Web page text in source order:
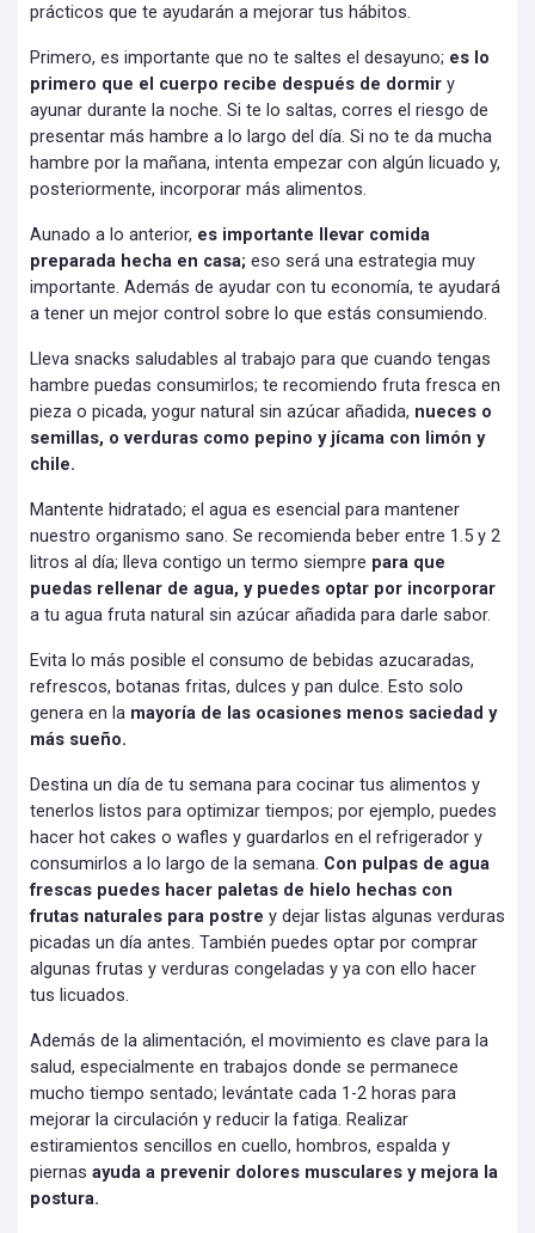
prácticos que te ayudarán a mejorar tus hábitos.
Primero, es importante que no te saltes el desayuno; es lo
primero que el cuerpo recibe después de dormir y
ayunar durante la noche. Si te lo saltas, corres el riesgo de
presentar más hambre a lo largo del día. Si no te da mucha
hambre por la mañana, intenta empezar con algún licuado y,
posteriormente, incorporar más alimentos.
Aunado a lo anterior, es importante llevar comida
preparada hecha en casa; eso será una estrategia muy
importante. Además de ayudar con tu economía, te ayudará
a tener un mejor control sobre lo que estás consumiendo.
Lleva snacks saludables al trabajo para que cuando tengas
hambre puedas consumirlos; te recomiendo fruta fresca en
pieza o picada, yogur natural sin azúcar añadida, nueces o
semillas, o verduras como pepino y jícama con limón y
chile.
Mantente hidratado; el agua es esencial para mantener
nuestro organismo sano. Se recomienda beber entre 1.5 y 2
litros al día; lleva contigo un termo siempre para que
puedas rellenar de agua, y puedes optar por incorporar
a tu agua fruta natural sin azúcar añadida para darle sabor.
Evita lo más posible el consumo de bebidas azucaradas,
refrescos, botanas fritas, dulces y pan dulce. Esto solo
genera en la mayoría de las ocasiones menos saciedad y
más sueño.
Destina un día de tu semana para cocinar tus alimentos y
tenerlos listos para optimizar tiempos; por ejemplo, puedes
hacer hot cakes o wafles y guardarlos en el refrigerador y
consumirlos a lo largo de la semana. Con pulpas de agua
frescas puedes hacer paletas de hielo hechas con
frutas naturales para postre y dejar listas algunas verduras
picadas un día antes. También puedes optar por comprar
algunas frutas y verduras congeladas y ya con ello hacer
tus licuados.
Además de la alimentación, el movimiento es clave para la
salud, especialmente en trabajos donde se permanece
mucho tiempo sentado; levántate cada 1-2 horas para
mejorar la circulación y reducir la fatiga. Realizar
estiramientos sencillos en cuello, hombros, espalda y
piernas ayuda a prevenir dolores musculares y mejora la
postura.